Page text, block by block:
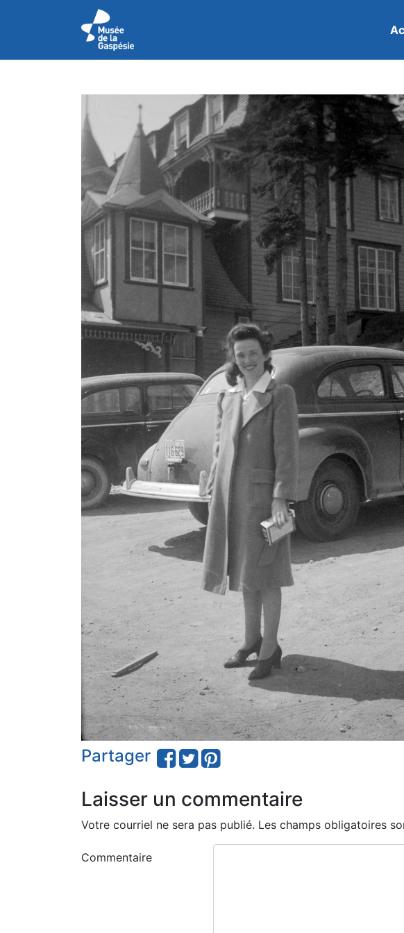
Partager
Laisser un commentaire
Votre courriel ne sera pas publié. Les champs obligatoires
Commentaire